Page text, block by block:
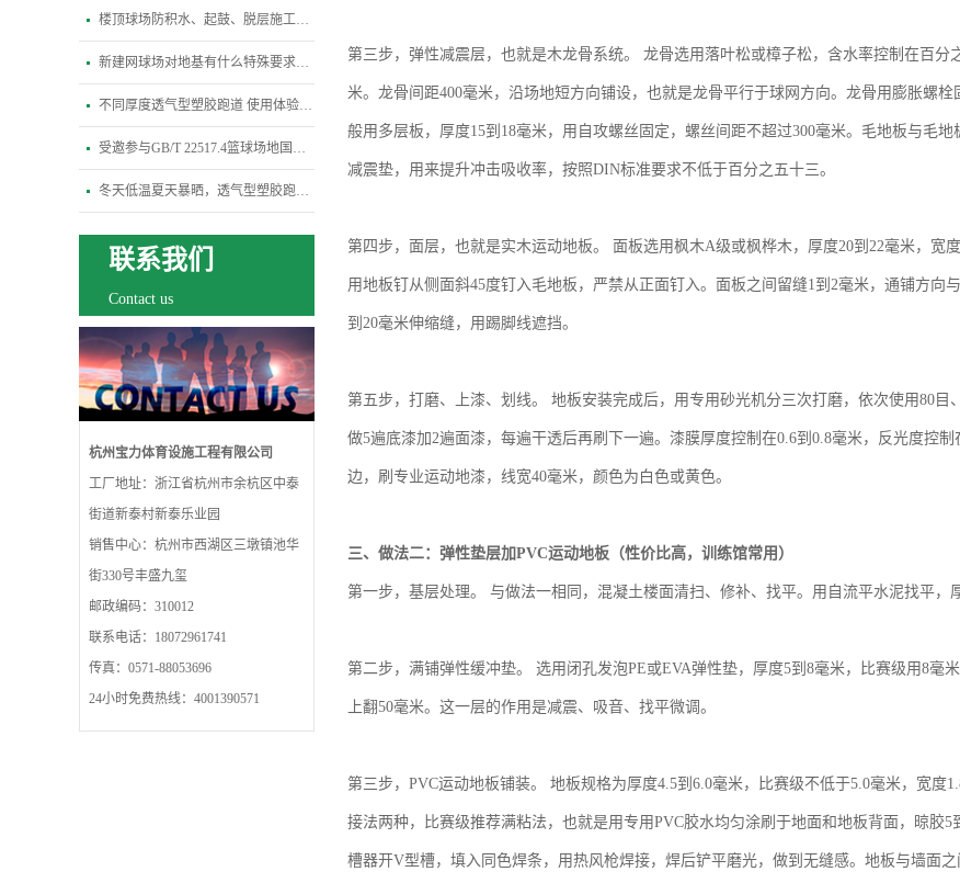
第三步，弹性减震层，也就是木龙骨系统。 龙骨选用落叶松或樟子松，含水率控制在百分
米。龙骨间距400毫米，沿场地短方向铺设，也就是龙骨平行于球网方向。龙骨用膨胀螺
般用多层板，厚度15到18毫米，用自攻螺丝固定，螺丝间距不超过300毫米。毛地板与毛
减震垫，用来提升冲击吸收率，按照DIN标准要求不低于百分之五十三。
第四步，面层，也就是实木运动地板。 面板选用枫木A级或枫桦木，厚度20到22毫米，宽
用地板钉从侧面斜45度钉入毛地板，严禁从正面钉入。面板之间留缝1到2毫米，通铺方向
到20毫米伸缩缝，用踢脚线遮挡。
第五步，打磨、上漆、划线。 地板安装完成后，用专用砂光机分三次打磨，依次使用80目
做5遍底漆加2遍面漆，每遍干透后再刷下一遍。漆膜厚度控制在0.6到0.8毫米，反光度控
边，刷专业运动地漆，线宽40毫米，颜色为白色或黄色。
三、 做法二：弹性垫层加PVC运动地板（性价比高，训练馆常用）
第一步，基层处理。 与做法一相同，混凝土楼面清扫、修补、找平。用自流平水泥找平，
第二步，满铺弹性缓冲垫。 选用闭孔发泡PE或EVA弹性垫，厚度5到8毫米，比赛级用8毫
上翻50毫米。这一层的作用是减震、吸音、找平微调。
第三步， PVC运动地板铺装。 地板规格为厚度4.5到6.0毫米，比赛级不低于5.0毫米，宽度
接法两种，比赛级推荐满粘法，也就是用专用PVC胶水均匀涂刷于地面和地板背面，晾胶
槽器开V型槽，填入同色焊条，用热风枪焊接，焊后铲平磨光，做到无缝感。地板与墙面之
楼顶球场防积水、起鼓、脱层施工关键规范
新建网球场对地基有什么特殊要求？平整度、排水坡度标准是多少
不同厚度透气型塑胶跑道 使用体验差异全解析
受邀参与GB/T 22517.4篮球场地国标修订研讨会-杭州宝力体育
冬天低温夏天暴晒，透气型塑胶跑道会变硬开裂吗？
联系我们
Contact us
杭州宝力体育设施工程有限公司
工厂地址：浙江省杭州市余杭区中泰
街道新泰村新泰乐业园
销售中心：杭州市西湖区三墩镇池华
街330号丰盛九玺
邮政编码：310012
联系电话：18072961741
传真：0571-88053696
24小时免费热线：4001390571